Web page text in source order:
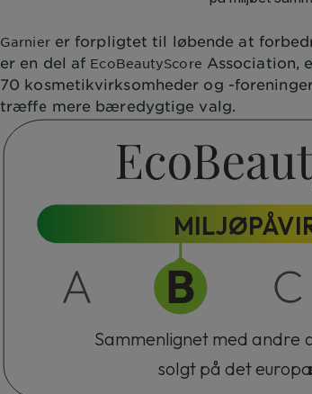
Garnierer forpligtet til løbende at
er en del af EcoBeautyScore Association,
70 kosmetikvirksomheder og -
træffe mere bæredygtige valg.
Sammenlignet med andre
solgt på det